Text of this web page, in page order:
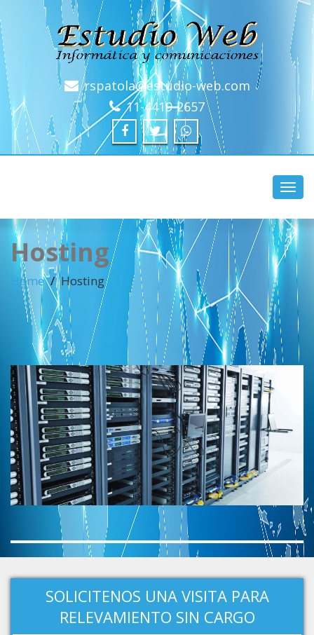
rspatola@estudio-web.com
11-4419-2657
Hosting
Home Hosting
SOLICITENOS UNA VISITA PARA
RELEVAMIENTO SIN CARGO